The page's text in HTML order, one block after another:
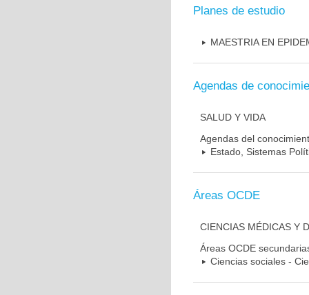
Planes de estudio
MAESTRIA EN
Agendas de
SALUD Y VIDA
Agendas del
Estado, Sistemas
Áreas OCDE
CIENCIAS MÉDICAS Y
Áreas OCDE
Ciencias sociales -